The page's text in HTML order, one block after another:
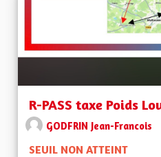
R-PASS taxe Poids
GODFRIN Jean-Francois
SEUIL NON ATTEINT